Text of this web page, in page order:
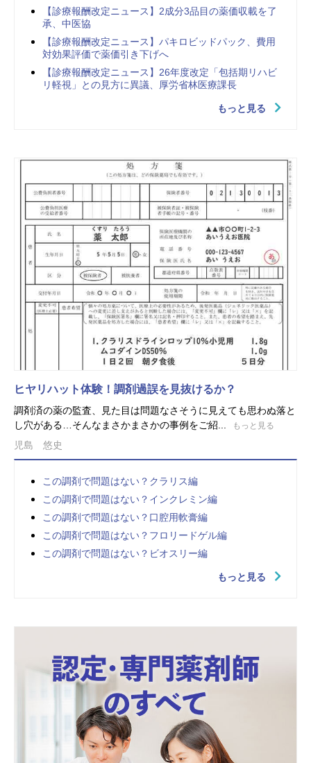
【診療報酬改定ニュース】2成分3品目の薬価収載を了
承、中医協
【診療報酬改定ニュース】パキロビッドパック、費用
対効果評価で薬価引き下げへ
【診療報酬改定ニュース】26年度改定「包括期リハビ
リ軽視」との見方に異議、厚労省林医療課長
もっと見る
ヒヤリハット体験！調剤過誤を見抜けるか？
調剤済の薬の監査、見た目は問題なさそうに見えても思わぬ落と
し穴がある…そんなまさかまさかの事例をご紹...
もっと見る
児島 悠史
この調剤で問題はない？クラリス編
この調剤で問題はない？インクレミン編
この調剤で問題はない？口腔用軟膏編
この調剤で問題はない？フロリードゲル編
この調剤で問題はない？ビオスリー編
もっと見る